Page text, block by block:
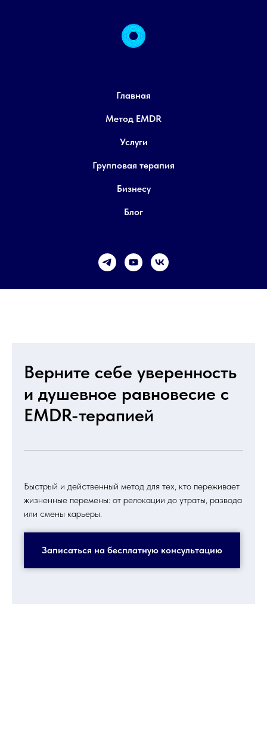
Главная
Метод EMDR
Услуги
Групповая терапия
Бизнесу
Блог
Верните себе уверенность
и душевное равновесие с
EMDR-терапией
Быстрый и действенный метод для тех, кто переживает
жизненные перемены: от релокации до утраты, развода
или смены карьеры.
Записаться на бесплатную консультацию